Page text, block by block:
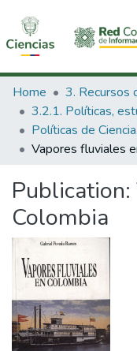
Communities &
All of DSpace
Statistics
Home
Publication:
Colombia